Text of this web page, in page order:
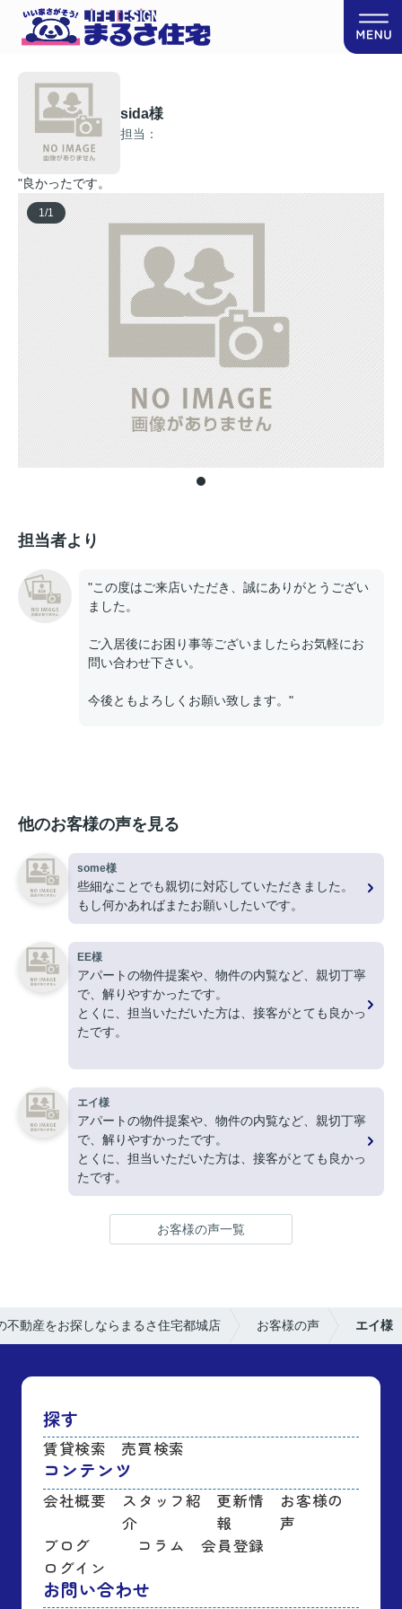
sida様
担当：
"良かったです。
1/1
担当者より
"この度はご来店いただき、誠にありがとうござい
ました。
ご入居後にお困り事等ございましたらお気軽にお
問い合わせ下さい。
今後ともよろしくお願い致します。"
他のお客様の声を見る
some様
些細なことでも親切に対応していただきました。
もし何かあればまたお願いしたいです。
EE様
アパートの物件提案や、物件の内覧など、親切丁寧
で、解りやすかったです。
とくに、担当いただいた方は、接客がとても良かっ
たです。
ありがとうございました。
エイ様
アパートの物件提案や、物件の内覧など、親切丁寧
で、解りやすかったです。
とくに、担当いただいた方は、接客がとても良かっ
たです。
お客様の声一覧
不動産をお探しならまるさ住宅都城店 お客様の声 エイ様
探す
賃貸検索 売買検索
コンテンツ
会社概要
スタッフ紹
介
更新情
報
お客様の
声
ブログ
コラム
会員登録
ログイン
お問い合わせ